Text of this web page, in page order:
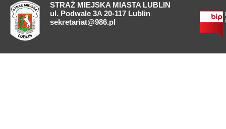
STRAŻ MIEJSKA MIASTA LUBLIN
ul. Podwale 3A 20-117 Lublin
sekretariat@986.pl